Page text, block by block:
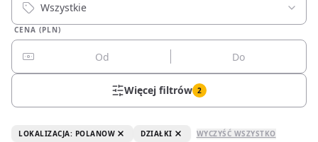
Wszystkie
CENA (PLN)
Więcej filtrów 2
LOKALIZACJA: POLANOW DZIAŁKI WYCZYŚĆ WSZYSTKO